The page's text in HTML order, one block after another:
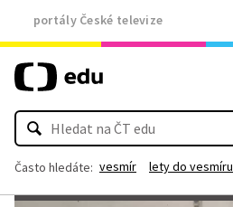
portály České televize
Často hledáte: vesmír lety do vesmíru